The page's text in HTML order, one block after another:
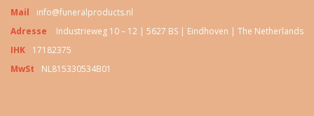
Mail
info@funeralproducts.nl
Adresse
Industrieweg 10 – 12 | 5627 BS | Eindhoven | The Netherlands
IHK
17182375
MwSt
NL815330534B01